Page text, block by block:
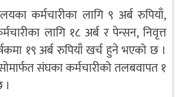
कर्मचारीका लागि ९ अर्ब रुपियाँ,
लागि १८ अर्ब र पेन्सन, निवृत्त
१९ अर्ब रुपियाँ खर्च हुने भएको छ ।
संघका कर्मचारीको तलबवापत १